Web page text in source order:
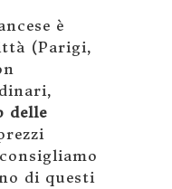
è
(Parigi,
delle
di questi